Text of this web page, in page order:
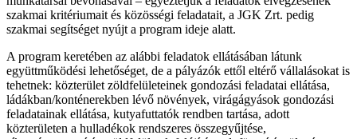
szakmai kritériumait és közösségi feladatait, a JGK Zrt. pedig
szakmai segítséget nyújt a program ideje alatt.
A program keretében az alábbi feladatok ellátásában látunk
együttműködési lehetőséget, de a pályázók ettől eltérő vállalásokat is
tehetnek: közterület zöldfelületeinek gondozási feladatai ellátása,
ládákban/konténerekben lévő növények, virágágyások gondozási
feladatainak ellátása, kutyafuttatók rendben tartása, adott
közterületen a hulladékok rendszeres összegyűjtése,